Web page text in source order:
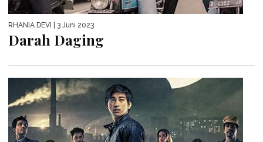
RHANIA DEVI | 3 Juni 2023
Darah Daging